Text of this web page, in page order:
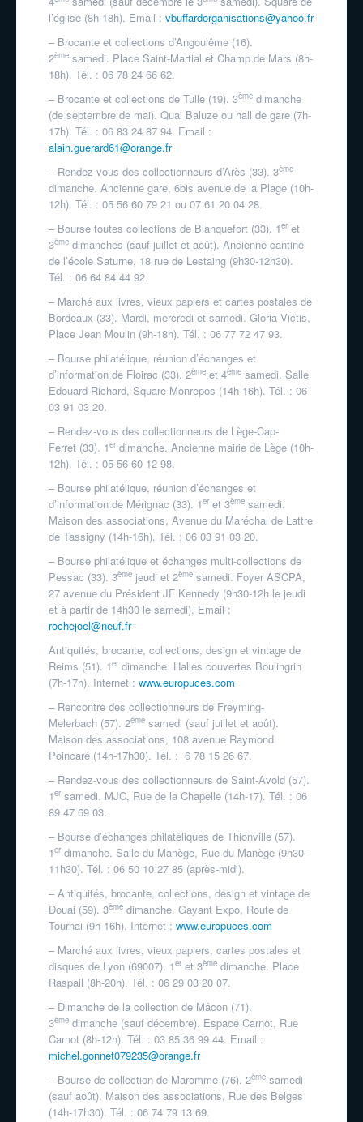
l’église (8h-18h). Email : vbuffardorganisations@yahoo.fr
– Brocante et collections d’Angoulême (16).
2ème samedi. Place Saint-Martial et Champ de Mars (8h-
18h). Tél. : 06 78 24 66 62.
– Brocante et collections de Tulle (19). 3ème dimanche
(de septembre de mai). Quai Baluze ou hall de gare (7h-
17h). Tél. : 06 83 24 87 94. Email :
alain.guerard61@orange.fr
– Rendez-vous des collectionneurs d’Arès (33). 3ème
dimanche. Ancienne gare, 6bis avenue de la Plage (10h-
12h). Tél. : 05 56 60 79 21 ou 07 61 20 04 28.
– Bourse toutes collections de Blanquefort (33). 1er et
3ème dimanches (sauf juillet et août). Ancienne cantine
de l’école Saturne, 18 rue de Lestaing (9h30-12h30).
Tél. : 06 64 84 44 92.
– Marché aux livres, vieux papiers et cartes postales de
Bordeaux (33). Mardi, mercredi et samedi. Gloria Victis,
Place Jean Moulin (9h-18h). Tél. : 06 77 72 47 93.
– Bourse philatélique, réunion d’échanges et
d’information de Floirac (33). 2ème et 4ème samedi. Salle
Edouard-Richard, Square Monrepos (14h-16h). Tél. : 06
03 91 03 20.
– Rendez-vous des collectionneurs de Lège-Cap-
Ferret (33). 1er dimanche. Ancienne mairie de Lège (10h-
12h). Tél. : 05 56 60 12 98.
– Bourse philatélique, réunion d’échanges et
d’information de Mérignac (33). 1er et 3ème samedi.
Maison des associations, Avenue du Maréchal de Lattre
de Tassigny (14h-16h). Tél. : 06 03 91 03 20.
– Bourse philatélique et échanges multi-collections de
Pessac (33). 3ème jeudi et 2ème samedi. Foyer ASCPA,
27 avenue du Président JF Kennedy (9h30-12h le jeudi
et à partir de 14h30 le samedi). Email :
rochejoel@neuf.fr
Antiquités, brocante, collections, design et vintage de
Reims (51). 1er dimanche. Halles couvertes Boulingrin
(7h-17h). Internet : www.europuces.com
– Rencontre des collectionneurs de Freyming-
Melerbach (57). 2ème samedi (sauf juillet et août).
Maison des associations, 108 avenue Raymond
Poincaré (14h-17h30). Tél. : 6 78 15 26 67.
– Rendez-vous des collectionneurs de Saint-Avold (57).
1er samedi. MJC, Rue de la Chapelle (14h-17). Tél. : 06
89 47 69 03.
– Bourse d’échanges philatéliques de Thionville (57).
1er dimanche. Salle du Manège, Rue du Manège (9h30-
11h30). Tél. : 06 50 10 27 85 (après-midi).
– Antiquités, brocante, collections, design et vintage de
Douai (59). 3ème dimanche. Gayant Expo, Route de
Tournai (9h-16h). Internet : www.europuces.com
– Marché aux livres, vieux papiers, cartes postales et
disques de Lyon (69007). 1er et 3ème dimanche. Place
Raspail (8h-20h). Tél. : 06 29 03 20 07.
– Dimanche de la collection de Mâcon (71).
3ème dimanche (sauf décembre). Espace Carnot, Rue
Carnot (8h-12h). Tél. : 03 85 36 99 44. Email :
michel.gonnet079235@orange.fr
– Bourse de collection de Maromme (76). 2ème samedi
(sauf août). Maison des associations, Rue des Belges
(14h-17h30). Tél. : 06 74 79 13 69.